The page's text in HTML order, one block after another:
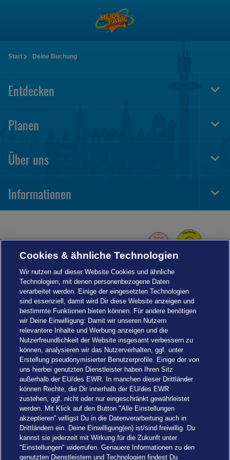
Start Deine Buchung
Entdecken
Planen
Über uns
Informationen
Einstellungen
Cookies & ähnliche Technologien
Wir nutzen auf dieser Website Cookies und ähnliche
Technologien, mit denen personenbezogene Daten
verarbeitet werden. Einige der eingesetzten Technologien
sind essenziell, damit wird Dir diese Website anzeigen und
bestimmte Funktionen bieten können. Für andere benötigen
wir Deine Einwilligung: Damit wir unseren Nutzern
relevantere Inhalte und Werbung anzeigen und die
Nutzerfreundlichkeit der Website insgesamt verbessern zu
können, analysieren wir das Nutzerverhalten, ggf. unter
Erstellung pseudonymisierter Benutzerprofile. Einige der von
uns hierbei genutzten Dienstleister haben Ihren Sitz
außerhalb der EU/des EWR. In manchen dieser Drittländer
können Rechte, die Dir innerhalb der EU/des EWR
zustehen, ggf. nicht oder nur eingeschränkt gewährleistet
werden. Mit Klick auf den Button "Alle Einstellungen
akzeptieren" willigst Du in die Datenverarbeitung auch in
Drittländern ein. Deine Einwilligung(en) ist/sind freiwillig. Du
kannst sie jederzeit mit Wirkung für die Zukunft unter
"Einstellungen" widerrufen. Genauere Informationen zu den
genutzten Dienstleistern und Technologien findest Du